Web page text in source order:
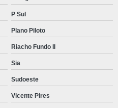
P Sul
Plano Piloto
Riacho Fundo II
Sia
Sudoeste
Vicente Pires